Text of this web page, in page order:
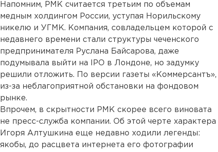
Напомним, РМК считается третьим по объемам
медным холдингом России, уступая Норильскому
никелю и УГМК. Компания, совладельцем которой с
недавнего времени стали структуры чеченского
предпринимателя Руслана Байсарова, даже
подумывала выйти на IPO в Лондоне, но задумку
решили отложить. По версии газеты «Коммерсантъ»,
из-за неблагоприятной обстановки на фондовом
рынке.
Впрочем, в скрытности РМК скорее всего виновата
не пресс-служба компании. Об этой черте характера
Игоря Алтушкина еще недавно ходили легенды:
якобы, до расцвета интернета его фотографии